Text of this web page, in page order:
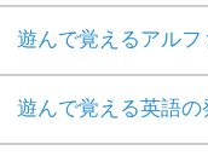
遊んで覚えるアルフ
遊んで覚える英語の